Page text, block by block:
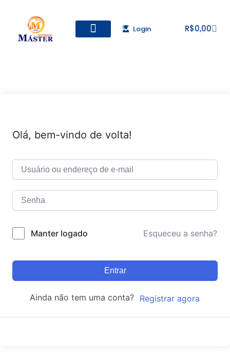
Login R$0,00
Olá, bem-vindo de volta!
Manter logado Esqueceu a senha?
Entrar
Ainda não tem uma conta? Registrar agora